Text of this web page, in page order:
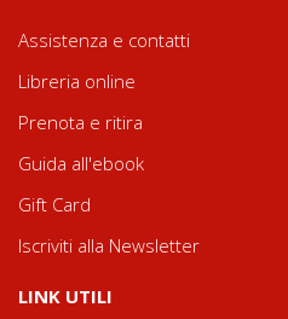
Assistenza e contatti
Libreria online
Prenota e ritira
Guida all'ebook
Gift Card
Iscriviti alla Newsletter
LINK UTILI